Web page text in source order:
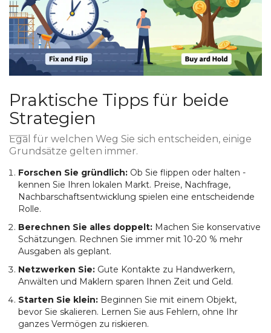
Praktische Tipps für beide
Strategien
Egal für welchen Weg Sie sich entscheiden, einige
Grundsätze gelten immer.
Forschen Sie gründlich: Ob Sie flippen oder halten -
kennen Sie Ihren lokalen Markt. Preise, Nachfrage,
Nachbarschaftsentwicklung spielen eine entscheidende
Rolle.
Berechnen Sie alles doppelt: Machen Sie konservative
Schätzungen. Rechnen Sie immer mit 10-20 % mehr
Ausgaben als geplant.
Netzwerken Sie: Gute Kontakte zu Handwerkern,
Anwälten und Maklern sparen Ihnen Zeit und Geld.
Starten Sie klein: Beginnen Sie mit einem Objekt,
bevor Sie skalieren. Lernen Sie aus Fehlern, ohne Ihr
ganzes Vermögen zu riskieren.